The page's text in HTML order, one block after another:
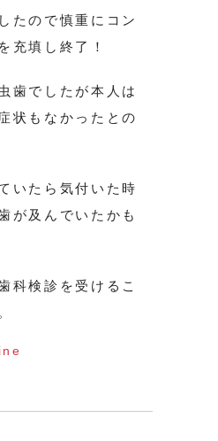
たので慎重にコン
充填し終了！
歯でしたが本人は
状もなかったとの
いたら気付いた時
が及んでいたかも
科検診を受けるこ